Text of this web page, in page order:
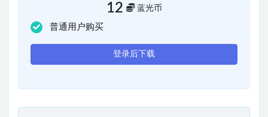
12 蓝光币
普通用户购买
登录后下载